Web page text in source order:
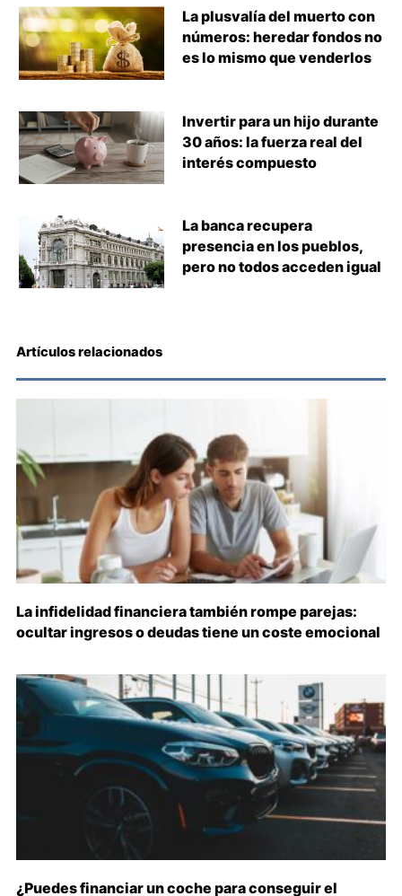
La plusvalía del muerto con
números: heredar fondos no
es lo mismo que venderlos
Invertir para un hijo durante
30 años: la fuerza real del
interés compuesto
La banca recupera
presencia en los pueblos,
pero no todos acceden igual
Artículos relacionados
La infidelidad financiera también rompe parejas:
ocultar ingresos o deudas tiene un coste emocional
¿Puedes financiar un coche para conseguir el